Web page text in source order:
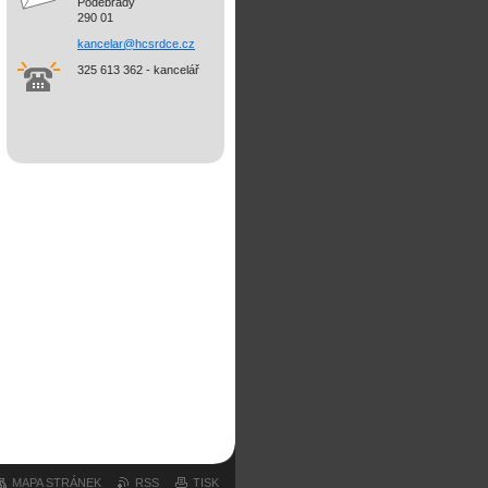
290 01
kancelar@hcsrdce.cz
325 613 362 - kancelář
MAPA STRÁNEK RSS TISK